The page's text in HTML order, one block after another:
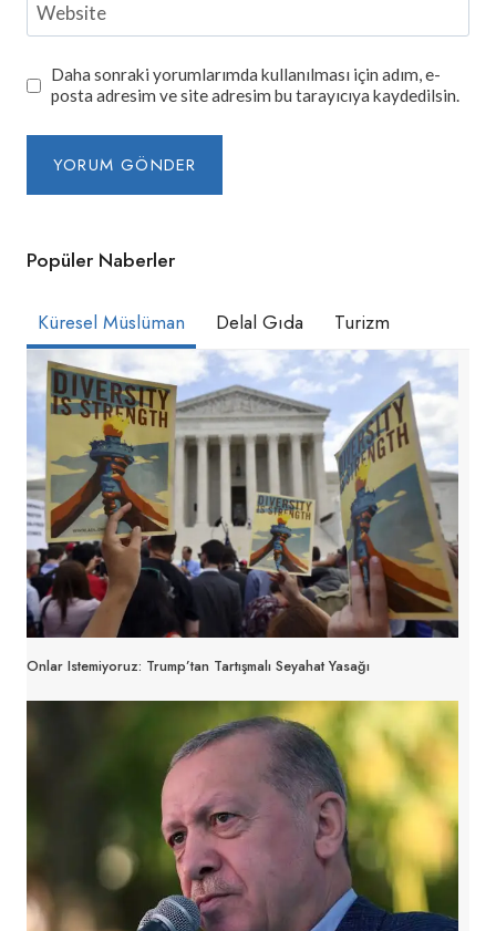
Website
Daha sonraki yorumlarımda kullanılması için adım, e-
posta adresim ve site adresim bu tarayıcıya kaydedilsin.
Popüler Naberler
Küresel Müslüman Delal Gıda Turizm
Onlar Istemiyoruz: Trump’tan Tartışmalı Seyahat Yasağı